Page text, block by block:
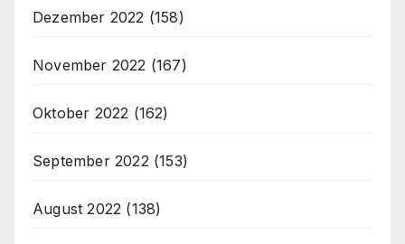
Dezember 2022 (158)
November 2022 (167)
Oktober 2022 (162)
September 2022 (153)
August 2022 (138)